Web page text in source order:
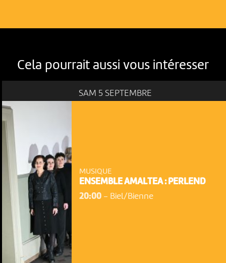
Cela pourrait aussi vous intéresser
SAM 5 SEPTEMBRE
MUSIQUE
ENSEMBLE AMALTEA : PERLEND
20:00- Biel/Bienne